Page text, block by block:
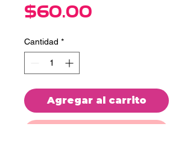
$60.00
Cantidad *
Agregar al carrito